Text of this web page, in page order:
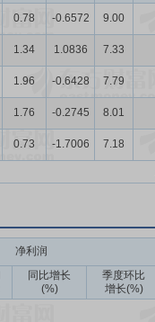
0.78 -0.6572 9.00
1.34 1.0836 7.33
1.96 -0.6428 7.79
1.76 -0.2745 8.01
0.73 -1.7006 7.18
净利润
同比增长
(%)
季度环比
增长(%)